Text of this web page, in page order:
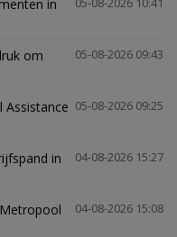
05-08-2026 10:41
in
05-08-2026 09:43
om
05-08-2026 09:25
Assistance
04-08-2026 15:27
in
04-08-2026 15:08